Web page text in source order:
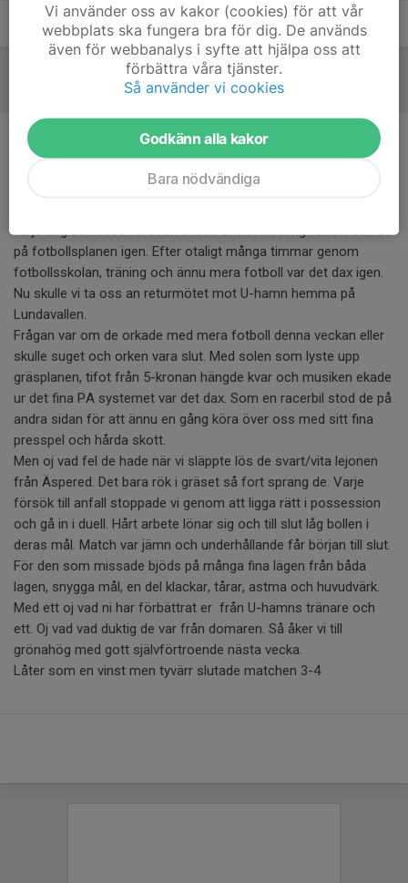
Hampus FlobergTränare
Matchen mot de blåsvarta
18 jun, 22:34
Efter förra veckans fina match mot grönahög slutade med
varje dag sen dess först en snabb skolavslutning för att sen ut
på fotbollsplanen igen. Efter otaligt många timmar genom
fotbollsskolan, träning och ännu mera fotboll var det dax igen.
Nu skulle vi ta oss an returmötet mot U-hamn hemma på
Lundavallen.
Frågan var om de orkade med mera fotboll denna veckan eller
skulle suget och orken vara slut. Med solen som lyste upp
gräsplanen, tifot från 5-kronan hängde kvar och musiken ekade
ur det fina PA systemet var det dax. Som en racerbil stod de på
andra sidan för att ännu en gång köra över oss med sitt fina
presspel och hårda skott.
Men oj vad fel de hade när vi släppte lös de svart/vita lejonen
från Äspered. Det bara rök i gräset så fort sprang de. Varje
försök till anfall stoppade vi genom att ligga rätt i possession
och gå in i duell. Hårt arbete lönar sig och till slut låg bollen i
deras mål. Match var jämn och underhållande får början till slut.
För den som missade bjöds på många fina lägen från båda
lagen, snygga mål, en del klackar, tårar, astma och huvudvärk.
Med ett oj vad ni har förbättrat er från U-hamns tränare och
ett. Oj vad vad duktig de var från domaren. Så åker vi till
grönahög med gott självförtroende nästa vecka.
Låter som en vinst men tyvärr slutade matchen 3-4
Vi använder oss av kakor (cookies) för att vår
webbplats ska fungera bra för dig. De används
även för webbanalys i syfte att hjälpa oss att
förbättra våra tjänster.
Så använder vi cookies
Godkänn alla kakor
Bara nödvändiga